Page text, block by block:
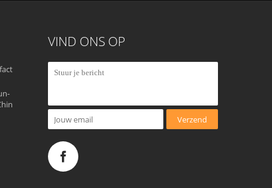
VIND ONS OP
Verzend